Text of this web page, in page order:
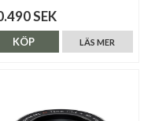
SEK
LÄS MER
KÖP